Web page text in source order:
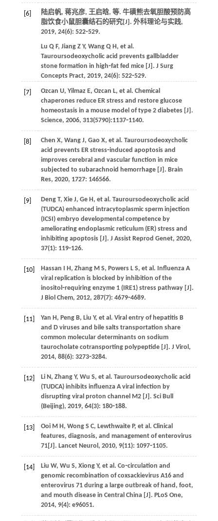
[6] 陆启帆, 蒋兆彦, 王启晗, 等. 牛磺熊去氧胆酸预防高
脂饮食小鼠胆囊结石的研究[J]. 外科理论与实践,
2019, 24(6): 522⁃529.
Lu Q F, Jiang Z Y, Wang Q H, et al.
Tauroursodeoxycholic acid prevents gallbladder
stone formation in high⁃fat fed mice [J]. J Surg
Concepts Pract, 2019, 24(6): 522⁃529.
[7] Ozcan U, Yilmaz E, Ozcan L, et al. Chemical
chaperones reduce ER stress and restore glucose
homeostasis in a mouse model of type 2 diabetes [J].
Science, 2006, 313(5790):1137⁃1140.
[8] Chen X, Wang J, Gao X, et al. Tauroursodeoxycholic
acid prevents ER stress⁃induced apoptosis and
improves cerebral and vascular function in mice
subjected to subarachnoid hemorrhage [J]. Brain
Res, 2020, 1727: 146566.
[9] Deng T, Xie J, Ge H, et al. Tauroursodeoxycholic acid
(TUDCA) enhanced intracytoplasmic sperm injection
(ICSI) embryo developmental competence by
ameliorating endoplasmic reticulum (ER) stress and
inhibiting apoptosis [J]. J Assist Reprod Genet, 2020,
37(1): 119⁃126.
[10] Hassan I H, Zhang M S, Powers L S, et al. Influenza A
viral replication is blocked by inhibition of the
inositol⁃requiring enzyme 1 (IRE1) stress pathway [J].
J Biol Chem, 2012, 287(7): 4679⁃4689.
[11] Yan H, Peng B, Liu Y, et al. Viral entry of hepatitis B
and D viruses and bile salts transportation share
common molecular determinants on sodium
taurocholate cotransporting polypeptide [J]. J Virol,
2014, 88(6): 3273⁃3284.
[12] Li N, Zhang Y, Wu S, et al. Tauroursodeoxycholic acid
(TUDCA) inhibits influenza A viral infection by
disrupting viral proton channel M2 [J]. Sci Bull
(Beijing), 2019, 64(3): 180⁃188.
[13] Ooi M H, Wong S C, Lewthwaite P, et al. Clinical
features, diagnosis, and management of enterovirus
71[J]. Lancet Neurol, 2010, 9(11): 1097⁃1105.
[14] Liu W, Wu S, Xiong Y, et al. Co⁃circulation and
genomic recombination of coxsackievirus A16 and
enterovirus 71 during a large outbreak of hand, foot,
and mouth disease in Central China [J]. PLoS One,
2014, 9(4): e96051.